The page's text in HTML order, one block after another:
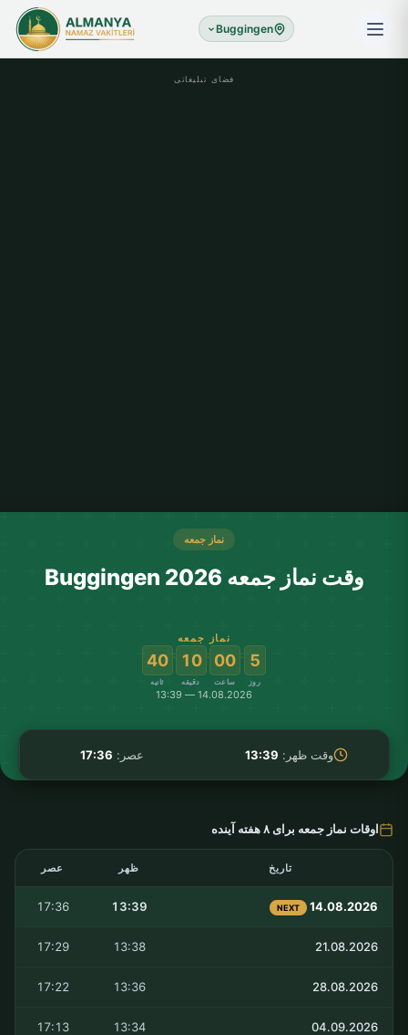
Buggingen
فضای تبلیغاتی
نماز جمعه
وقت نماز جمعه Buggingen 2026
نماز جمعه
5
روز
:
00
ساعت
:
10
دقیقه
:
40
ثانیه
14.08.2026 — 13:39
وقت ظهر: 13:39 عصر: 17:36
اوقات نماز جمعه برای ۸ هفته آینده
تاریخ ظهر عصر
14.08.2026
NEXT
13:39
17:36
21.08.2026
13:38
17:29
28.08.2026
13:36
17:22
04.09.2026
13:34
17:13